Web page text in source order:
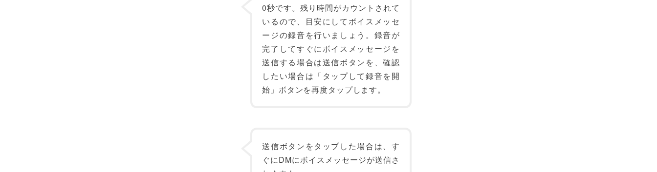
0秒です。残り時間がカウントされて
いるので、目安にしてボイスメッセ
ージの録音を行いましょう。録音が
完了してすぐにボイスメッセージを
送信する場合は送信ボタンを、確認
したい場合は「タップして録音を開
始」ボタンを再度タップします。
送信ボタンをタップした場合は、す
ぐにDMにボイスメッセージが送信さ